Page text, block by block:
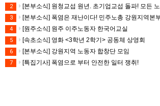
2 [본부소식] 원청교섭 원년. 초기업교섭 돌파! 모든
3 [본부소식] 폭염은 재난이다! 민주노총 강원지역본
4 [원주소식] 원주 이주노동자 한국어교실
5 [속초소식] 영화 <3학년 2학기> 공동체 상영회
6 [본부소식] 강원지역 노동자 합창단 모임
7 [특집기사] 폭염으로 부터 안전한 일터 쟁취!